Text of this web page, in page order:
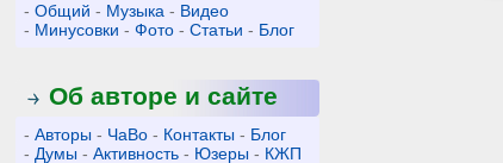
-Общий - Музыка - Видео
- Минусовки -Фото -Статьи - Блог
Об авторе и сайте
-Авторы - ЧаВо - Контакты - Блог
- Думы -Активность - Юзеры - КЖП